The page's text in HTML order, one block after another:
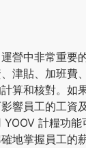
營中非常重要
津貼、加班費
算和核對。如
響員工的工資
計糧功
地掌握員工的